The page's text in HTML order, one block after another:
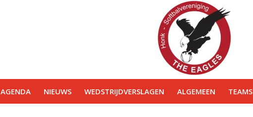
AGENDA NIEUWS WEDSTRIJDVERSLAGEN ALGEMEEN TEAMS